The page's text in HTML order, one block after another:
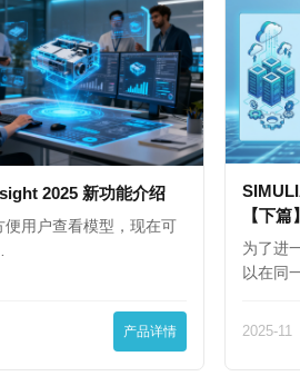
2025 新功能介绍
便用户查看模型，现在可
产品详情
【下篇】
为了进
以在同
2025-11